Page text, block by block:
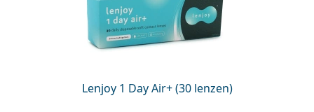
Lenjoy 1 Day Air+ (30 lenzen)